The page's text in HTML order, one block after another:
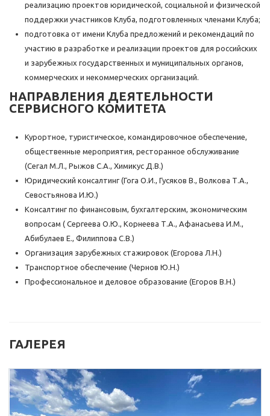
реализацию проектов юридической, социальной и физической
поддержки участников Клуба, подготовленных членами Клуба;
подготовка от имени Клуба предложений и рекомендаций по
участию в разработке и реализации проектов для российских
и зарубежных государственных и муниципальных органов,
коммерческих и некоммерческих организаций.
НАПРАВЛЕНИЯ ДЕЯТЕЛЬНОСТИ
СЕРВИСНОГО КОМИТЕТА
Курортное, туристическое, командировочное обеспечение,
общественные мероприятия, ресторанное обслуживание
(Сегал М.Л., Рыжов С.А., Химикус Д.В.)
Юридический консалтинг (Гога О.И., Гусяков В., Волкова Т.А.,
Севостьянова И.Ю.)
Консалтинг по финансовым, бухгалтерским, экономическим
вопросам ( Сергеева О.Ю., Корнеева Т.А., Афанасьева И.М.,
Абибулаев Е., Филиппова С.В.)
Организация зарубежных стажировок (Егорова Л.Н.)
Транспортное обеспечение (Чернов Ю.Н.)
Профессиональное и деловое образование (Егоров В.Н.)
ГАЛЕРЕЯ